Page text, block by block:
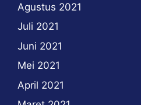
Agustus 2021
Juli 2021
Juni 2021
Mei 2021
April 2021